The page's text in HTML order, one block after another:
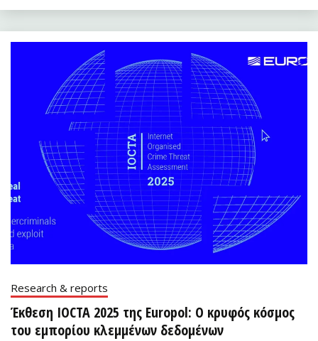
Research & reports
Έκθεση IOCTA 2025 της Europol: Ο κρυφός κόσμος
του εμπορίου κλεμμένων δεδομένων